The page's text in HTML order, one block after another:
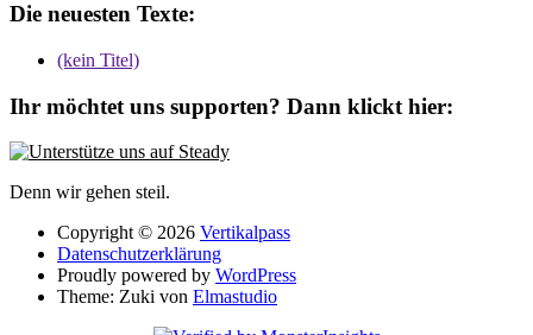
Die neuesten Texte:
(kein Titel)
Ihr möchtet uns supporten? Dann klickt hier:
Denn wir gehen steil.
Copyright © 2026 Vertikalpass
Datenschutzerklärung
Proudly powered by WordPress
Theme: Zuki von Elmastudio